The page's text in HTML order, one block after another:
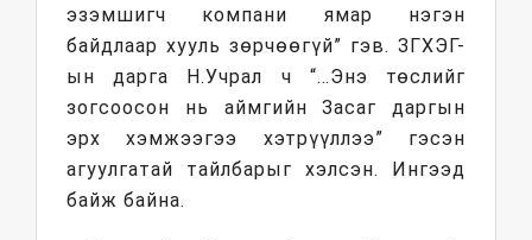
эзэмшигч компани ямар нэгэн
байдлаар хууль зөрчөөгүй” гэв. ЗГХЭГ-
ын дарга Н.Учрал ч “…Энэ төслийг
зогсоосон нь аймгийн Засаг даргын
эрх хэмжээгээ хэтрүүллээ” гэсэн
агуулгатай тайлбарыг хэлсэн. Ингээд
байж байна.